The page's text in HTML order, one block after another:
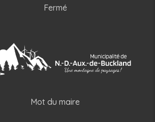
Fermé
Mot du maire